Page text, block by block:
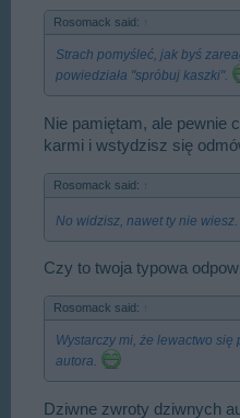
Rosomack said:
Strach pomyśleć, jak byś
powiedziała "spróbuj kaszki".
Nie pamiętam, ale pewnie
karmi i wstydzisz się
Rosomack said:
No widzisz, nawet ty nie wiesz.
Czy to twoja typowa
Rosomack said:
Wystarczy mi, że lewactwo
autora.
Dziwne zwroty dziwnych